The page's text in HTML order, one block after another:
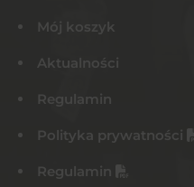
Mój koszyk
Aktualności
Regulamin
Polityka prywatności
Regulamin